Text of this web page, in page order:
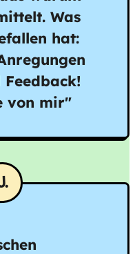
Was
hat:
von mir"